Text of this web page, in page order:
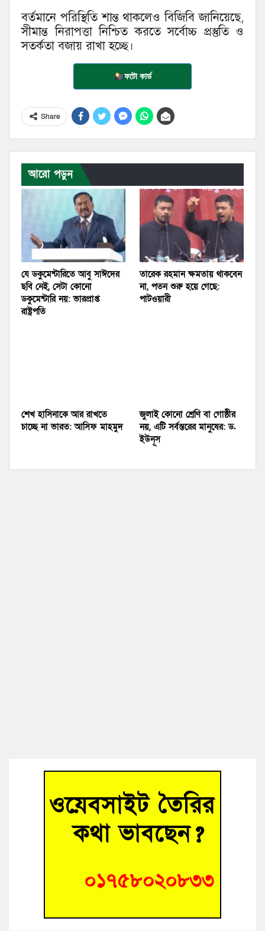
বর্তমানে পরিস্থিতি শান্ত থাকলেও বিজিবি জানিয়েছে,
সীমান্ত নিরাপত্তা নিশ্চিত করতে সর্বোচ্চ প্রস্তুতি ও
সতর্কতা বজায় রাখা হচ্ছে।
ফটো কার্ড
Share
আরো পড়ুন
যে ডকুমেন্টারিতে আবু সাঈদের
ছবি নেই, সেটা কোনো
ডকুমেন্টারি নয়: ভারপ্রাপ্ত
রাষ্ট্রপতি
তারেক রহমান ক্ষমতায় থাকবেন
না, পতন শুরু হয়ে গেছে:
পাটওয়ারী
শেখ হাসিনাকে আর রাখতে
চাচ্ছে না ভারত: আসিফ মাহমুদ
জুলাই কোনো শ্রেণি বা গোষ্ঠীর
নয়, এটি সর্বস্তরের মানুষের: ড.
ইউনূস